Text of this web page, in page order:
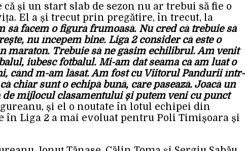
și un start slab de sezon nu ar trebui să fie o
El a și trecut prin pregătire, în trecut, la
să facem o figură frumoasă. Nu cred că trebuie să
nu începem bine. Liga 2 consider că este o
maraton. Trebuie să ne găsim echilibrul. Am venit
iubesc fotbalul. Mi-am dat seama că am luat o
când m-am lăsat. Am fost cu Viitorul Pandurii într-
chiar sunt o echipă bună, care pasează. Joacă un
de mijlocul clasamentului și putem veni cu punct
și el o noutate în lotul echipei din
în Liga 2 a mai evoluat pentru Poli Timișoara și